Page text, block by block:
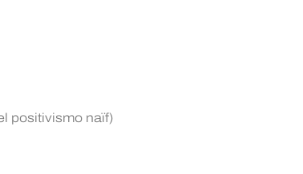
positivismo naïf)